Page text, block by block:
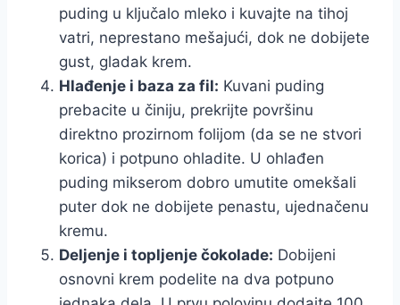
puding u ključalo mleko i kuvajte na tihoj
vatri, neprestano mešajući, dok ne dobijete
gust, gladak krem.
Hlađenje i baza za fil: Kuvani puding
prebacite u činiju, prekrijte površinu
direktno prozirnom folijom (da se ne stvori
korica) i potpuno ohladite. U ohlađen
puding mikserom dobro umutite omekšali
puter dok ne dobijete penastu, ujednačenu
kremu.
Deljenje i topljenje čokolade: Dobijeni
osnovni krem podelite na dva potpuno